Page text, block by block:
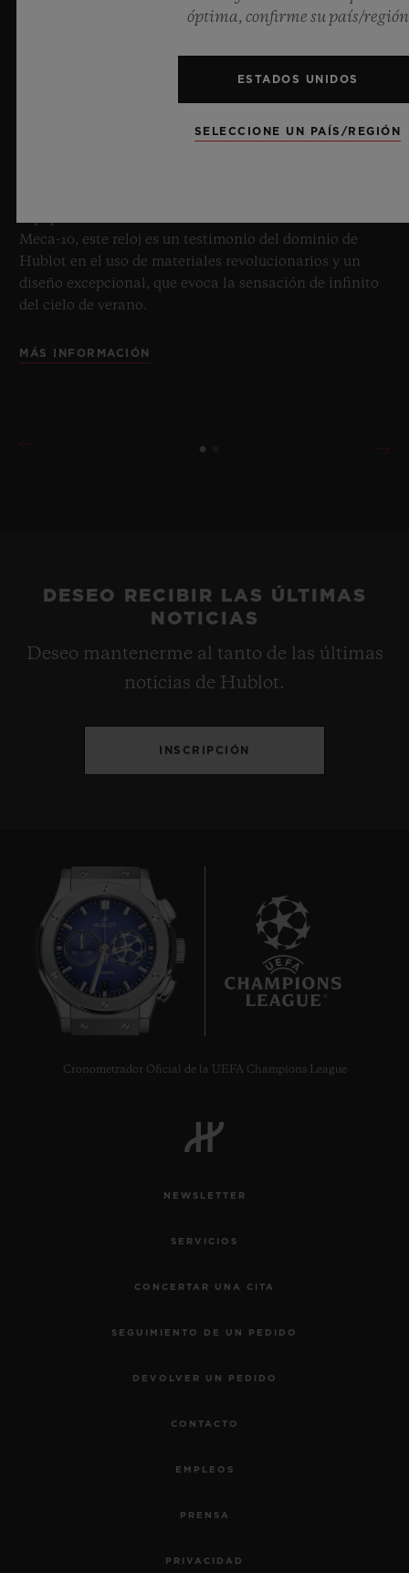
BIG BANG SAPPHIRE SKY BLUE
8 de julio de 2026, Nyon (Suiza). Como maestro
límites de la relojería con el nuevo Big Bang Sapphire
Meca-10, este reloj es un testimonio del dominio de
Hublot en el uso de materiales revolucionarios y un
diseño excepcional, que evoca la sensación de infinito
del cielo de verano.
MÁS INFORMACIÓN
DESEO RECIBIR LAS ÚLTIMAS
NOTICIAS
Deseo mantenerme al tanto de las últimas
noticias de Hublot.
INSCRIPCIÓN
Cronometrador Oficial de la UEFA Champions League
NEWSLETTER
SERVICIOS
CONCERTAR UNA CITA
SEGUIMIENTO DE UN PEDIDO
DEVOLVER UN PEDIDO
CONTACTO
EMPLEOS
PRENSA
PRIVACIDAD
óptima, confirme su país/región
ESTADOS UNIDOS
SELECCIONE UN PAÍS/REGIÓN